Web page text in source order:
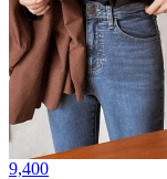
9,400